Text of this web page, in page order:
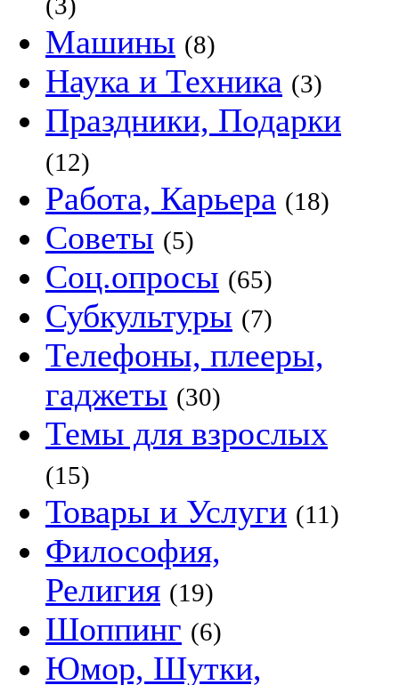
Машины (8)
Наука и Техника (3)
Праздники, Подарки
(12)
Работа, Карьера (18)
Советы (5)
Соц.опросы (65)
Субкультуры (7)
Телефоны, плееры,
гаджеты (30)
Темы для взрослых
(15)
Товары и Услуги (11)
Философия,
Религия (19)
Шоппинг (6)
Юмор, Шутки,